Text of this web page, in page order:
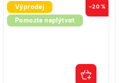
Výprodej
Pomozte neplýtvat
–20 %